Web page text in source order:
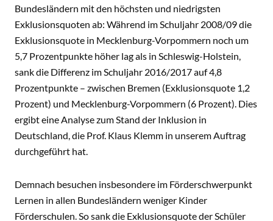
Bundesländern mit den höchsten und niedrigsten
Exklusionsquoten ab: Während im Schuljahr 2008/09 die
Exklusionsquote in Mecklenburg-Vorpommern noch um
5,7 Prozentpunkte höher lag als in Schleswig-Holstein,
sank die Differenz im Schuljahr 2016/2017 auf 4,8
Prozentpunkte – zwischen Bremen (Exklusionsquote 1,2
Prozent) und Mecklenburg-Vorpommern (6 Prozent). Dies
ergibt eine Analyse zum Stand der Inklusion in
Deutschland, die Prof. Klaus Klemm in unserem Auftrag
durchgeführt hat.
Demnach besuchen insbesondere im Förderschwerpunkt
Lernen in allen Bundesländern weniger Kinder
Förderschulen. So sank die Exklusionsquote der Schüler